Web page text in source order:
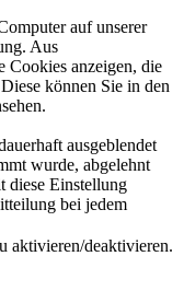
auf unserer
Aus
Cookies anzeigen, die
können Sie in den
ausgeblendet
wurde, abgelehnt
diese Einstellung
bei jedem
aktivieren/deaktivieren.